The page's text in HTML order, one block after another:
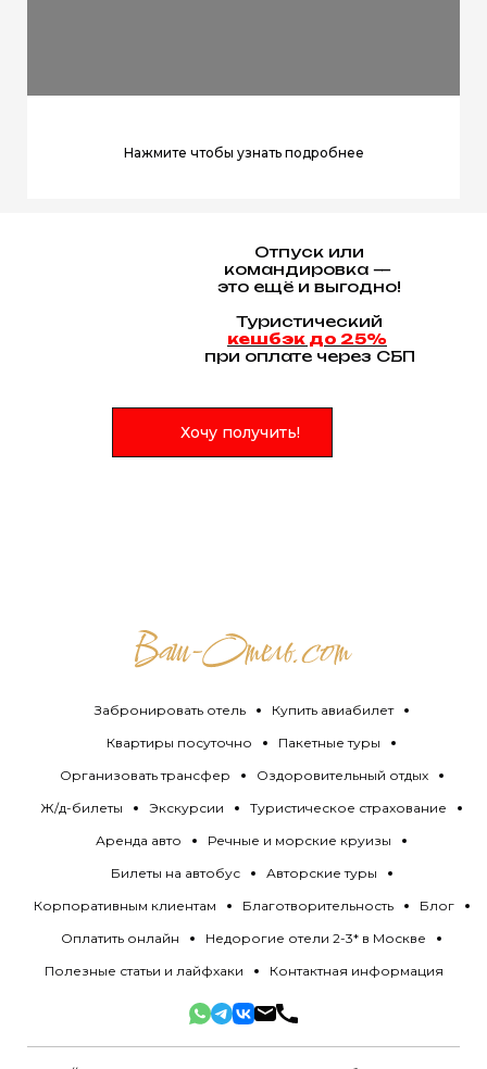
Нажмите чтобы узнать подробнее
Хочу получить!
Отпуск или
командировка —
это ещё и выгодно!
Туристический
кешбэк до 25%
при оплате через СБП
Забронировать отель
Купить авиабилет
Квартиры посуточно
Пакетные туры
Организовать трансфер
Оздоровительный отдых
Ж/д-билеты
Экскурсии
Туристическое страхование
Аренда авто
Речные и морские круизы
Билеты на автобус
Авторские туры
Корпоративным клиентам
Благотворительность
Блог
Оплатить онлайн
Недорогие отели 2-3* в Москве
Полезные статьи и лайфхаки
Контактная информация